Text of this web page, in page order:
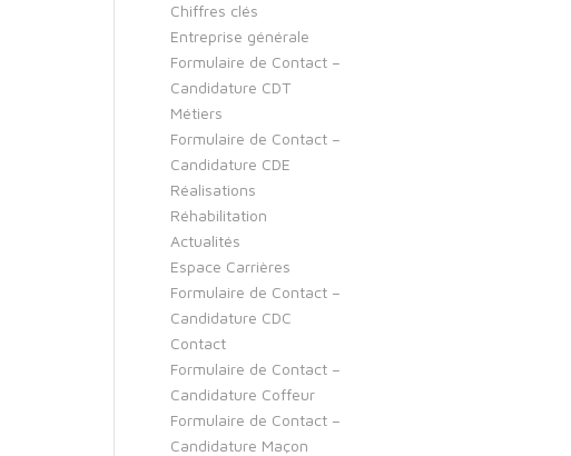
Chiffres clés
Entreprise générale
Formulaire de Contact –
Candidature CDT
Métiers
Formulaire de Contact –
Candidature CDE
Réalisations
Réhabilitation
Actualités
Espace Carrières
Formulaire de Contact –
Candidature CDC
Contact
Formulaire de Contact –
Candidature Coffeur
Formulaire de Contact –
Candidature Maçon